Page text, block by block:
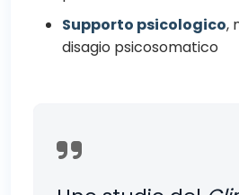
Supporto psicologico,
disagio psicosomatico